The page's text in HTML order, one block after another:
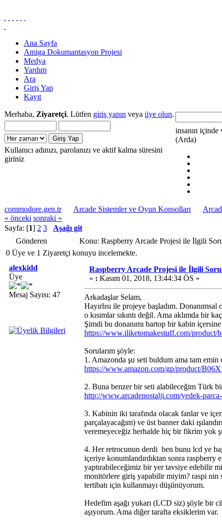
Ana Sayfa
Amiga Dokumantasyon Projesi
Medya
Yardım
Ara
Giriş Yap
Kayıt
Merhaba, Ziyaretçi. Lütfen giriş yapın veya üye olun.
Kullanıcı adınızı, parolanızı ve aktif kalma süresini
giriniz
insanın içinde
(Arda)
commodore.gen.tr Arcade Sistemler ve Oyun Konsolları
« önceki sonraki »
Sayfa: [1] 2 3
Aşağı git
Gönderen
Konu: Raspberry Arcade Projesi ile İlgili
0 Üye ve 1 Ziyaretçi konuyu incelemekte.
alexkidd
Üye
Mesaj Sayısı: 47
Raspberry Arcade Projesi ile İlgili
« : Kasım 01, 2018, 13:44:34 ÖS »
Arkadaşlar Selam,
Hayırlısı ile projeye başladım.
o kısımlar sıkıntı değil. Ama aklımda bir
Şimdi bu donanımı bartop bir kabin
https://www.iliketomakestuff.com/product/
Sorularım şöyle:
1. Amazonda şu seti buldum ama tam
https://www.amazon.com/gp/product/
2. Buna benzer bir seti alabileceğim Türk
http://www.arcadenostalji.com/yedek-
3. Kabinin iki tarafında olacak fanlar ve
parçalayacağım) ve üst banner daki
veremeyeceğiz herhalde hiç bir fikrim yok
4. Her retrocunun derdi ben bunu lcd ye
içeriye konumlandırdıktan sonra
yaptırabileceğimiz bir yer tavsiye edebilir
monitörlere giriş yapabilir miyim? raspi nin
tertibatı için kullanmayı düşünüyorum.
Hedefim aşağı yukarı (LCD siz) şöyle bir
aşıyorum. Ama diğer tarafta eksiklerim var.